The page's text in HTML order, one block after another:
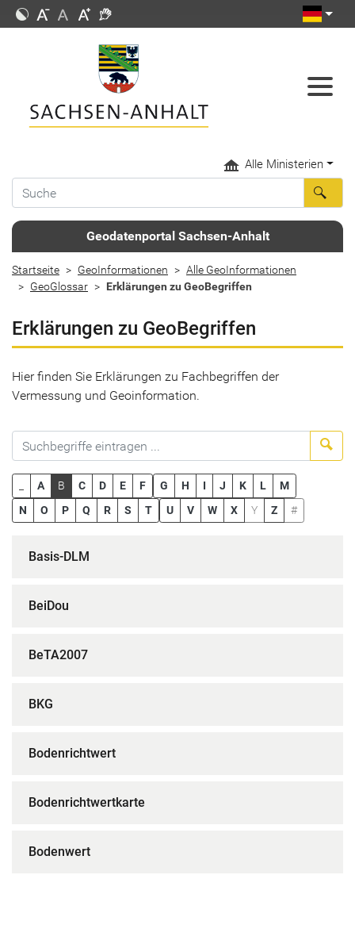
Alle Ministerien
Geodatenportal Sachsen-Anhalt
Startseite GeoInformationen
Alle GeoInformationen
GeoGlossar
Erklärungen zu GeoBegriffen
Erklärungen zu GeoBegriffen
Hier finden Sie Erklärungen zu Fachbegriffen der
Vermessung und Geoinformation.
A B C D E F G H I J K L
M
N
O P Q R S T U V W X Y Z #
Basis-DLM
BeiDou
BeTA2007
BKG
Bodenrichtwert
Bodenrichtwertkarte
Bodenwert